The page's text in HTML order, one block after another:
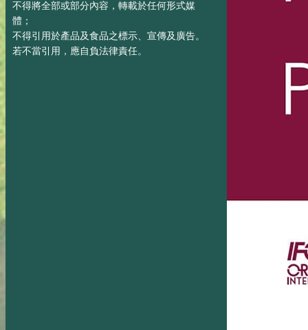
不得將全部或部分內容，轉載於任何形式媒
體；
不得引用於產品及食品之標示、宣傳及廣告。
若不當引用，應自負法律責任。